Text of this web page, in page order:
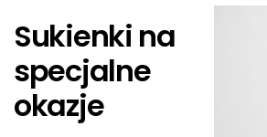
Sukienki na
specjalne
okazje